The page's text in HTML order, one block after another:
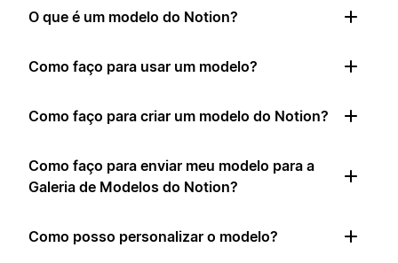
O que é um modelo do Notion?
Como faço para usar um modelo?
Como faço para criar um modelo do Notion?
Como faço para enviar meu modelo para a
Galeria de Modelos do Notion?
Como posso personalizar o modelo?